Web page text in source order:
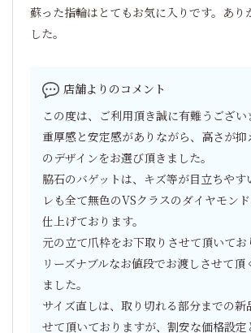
蘇った指輪はとてもお気に入りです。あり
した。
店舗よりのコメント
この度は、ご利用頂き誠に有難うござい
重厚感と安定感がありながら、高さが抑
のデザインをお選び頂きました。
脇石のバゲットは、キズ等が目立ちやす
レも全て無色のVSクラスのダイヤモン
仕上げております。
元の立て爪枠をお下取りさせて頂いてお
リーズナブルなお値段でお渡しさせて頂
ました。
サイズ直しは、取り切れる部分までの新
せて頂いておりますが、割安な価格設定